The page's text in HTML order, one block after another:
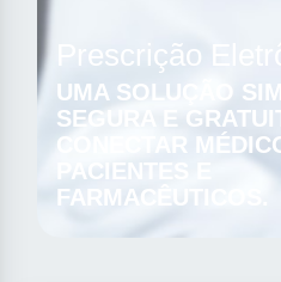
Prescrição
UMA SOLUÇÃO
SEGURA E
CONECTAR
PACIENTES E
FARMACÊUTICOS.